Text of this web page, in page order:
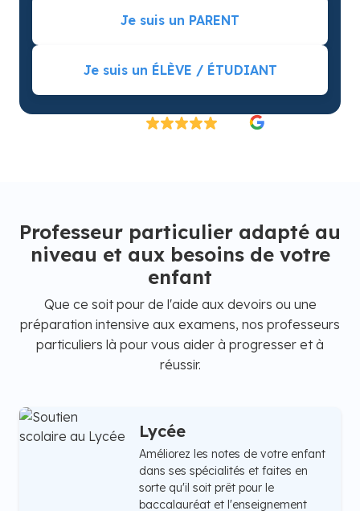
Je suis un PARENT
Je suis un ÉLÈVE / ÉTUDIANT
Professeur particulier adapté au
niveau et aux besoins de votre
enfant
Que ce soit pour de l'aide aux devoirs ou une
préparation intensive aux examens, nos professeurs
particuliers là pour vous aider à progresser et à
réussir.
Lycée
Améliorez les notes de votre enfant
dans ses spécialités et faites en
sorte qu'il soit prêt pour le
baccalauréat et l'enseignement